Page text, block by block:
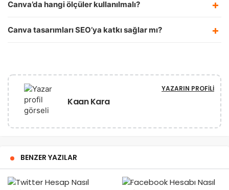
Canva’da hangi ölçüler kullanılmalı?
Canva tasarımları SEO’ya katkı sağlar mı?
Kaan Kara
YAZARIN PROFILI
BENZER YAZILAR